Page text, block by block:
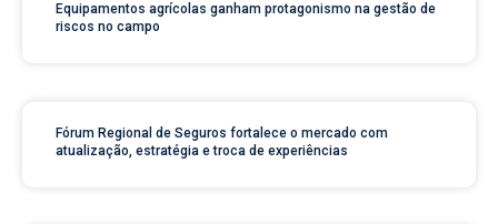
Equipamentos agrícolas ganham protagonismo na gestão de
riscos no campo
Fórum Regional de Seguros fortalece o mercado com
atualização, estratégia e troca de experiências